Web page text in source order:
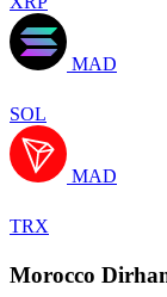
MAD
SOL
MAD
TRX
Morocco